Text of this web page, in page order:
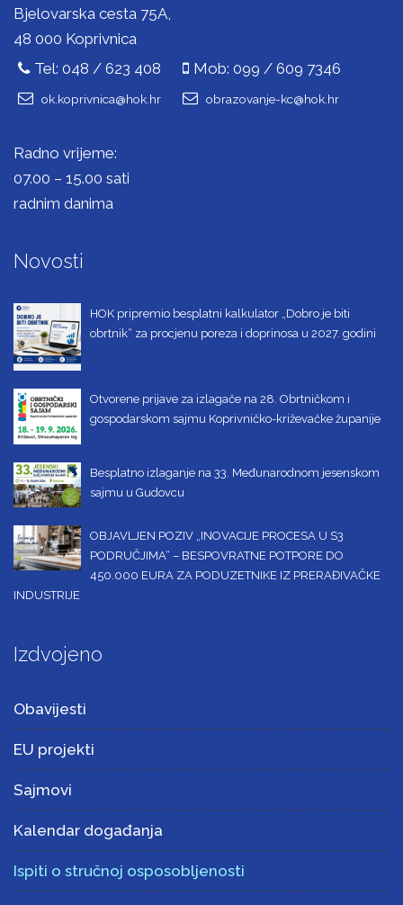
Bjelovarska cesta 75A,
48 000 Koprivnica
Tel: 048 / 623 408
Mob: 099 / 609 7346
ok.koprivnica@hok.hr obrazovanje-kc@hok.hr
Radno vrijeme:
07.00 – 15.00 sati
radnim danima
Novosti
HOK pripremio besplatni kalkulator „Dobro je biti
obrtnik“ za procjenu poreza i doprinosa u 2027. godini
Otvorene prijave za izlagače na 28. Obrtničkom i
gospodarskom sajmu Koprivničko-križevačke županije
Besplatno izlaganje na 33. Međunarodnom jesenskom
sajmu u Gudovcu
OBJAVLJEN POZIV „INOVACIJE PROCESA U S3
PODRUČJIMA“ – BESPOVRATNE POTPORE DO
450.000 EURA ZA PODUZETNIKE IZ PRERAĐIVAČKE
INDUSTRIJE
Izdvojeno
Obavijesti
EU projekti
Sajmovi
Kalendar događanja
Ispiti o stručnoj osposobljenosti